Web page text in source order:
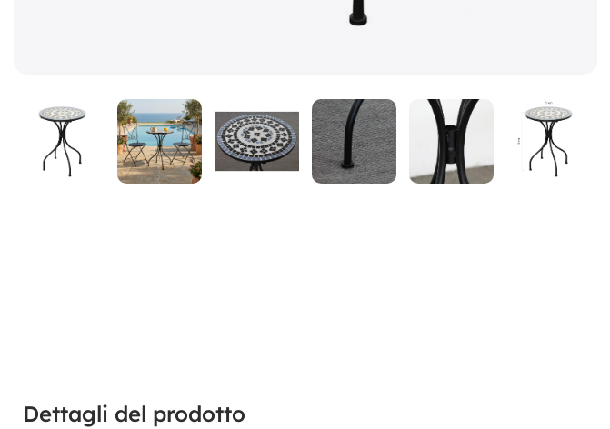
Dettagli del prodotto